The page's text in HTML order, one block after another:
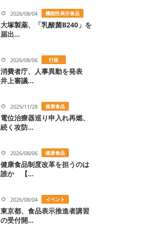
2026/08/04 機能性表示食品
大塚製薬、「乳酸菌B240」を
届出...
2026/08/06 行政
消費者庁、人事異動を発表
井上審議...
2025/11/28 健康食品
電位治療器巡り申入れ再燃、
続く攻防...
2026/08/06 健康食品
健康食品制度改革を担うのは
誰か 【...
2026/08/04 イベント
東京都、食品表示推進者講習
の受付開...